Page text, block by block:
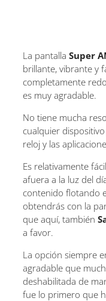
La pantalla Super
brillante, vibrante y
completamente
es muy agradable.
No tiene mucha
cualquier
reloj y las
Es relativamente
afuera a la luz del
contenido flotando
obtendrás con la
que aquí, también
a favor.
La opción siempre
agradable que
deshabilitada de
fue lo primero que